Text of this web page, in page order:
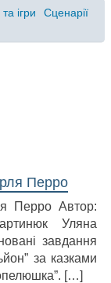
ігри
Сценарії
Перро
Перро Автор:
Уляна
завдання
за казками
[…]